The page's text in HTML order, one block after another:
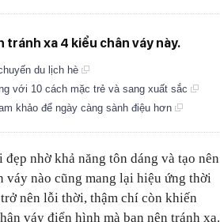
xa 4 kiểu chân váy này.
du lịch hè
với 10 cách mặc trẻ và sang xuất sắc
khảo để ngày càng sành điệu hơn
nhờ khả năng tôn dáng và tạo nên
nào cũng mang lại hiệu ứng thời
nên lỗi thời, thậm chí còn khiến
váy điển hình mà bạn nên tránh xa.